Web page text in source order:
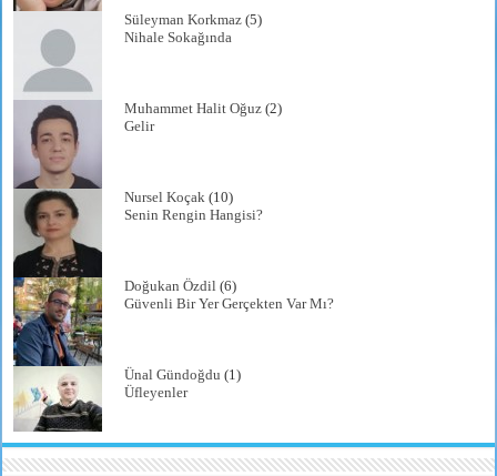
Süleyman Korkmaz (5)
Nihale Sokağında
Muhammet Halit Oğuz (2)
Gelir
Nursel Koçak (10)
Senin Rengin Hangisi?
Doğukan Özdil (6)
Güvenli Bir Yer Gerçekten Var Mı?
Ünal Gündoğdu (1)
Üfleyenler